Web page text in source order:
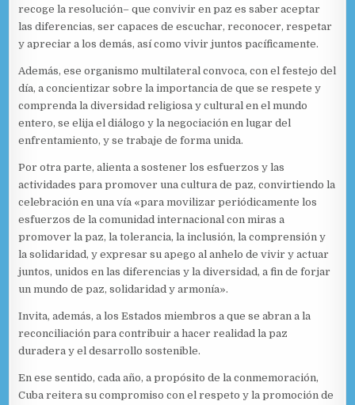
recoge la resolución– que convivir en paz es saber aceptar
las diferencias, ser capaces de escuchar, reconocer, respetar
y apreciar a los demás, así como vivir juntos pacíficamente.
Además, ese organismo multilateral convoca, con el festejo del
día, a concientizar sobre la importancia de que se respete y
comprenda la diversidad religiosa y cultural en el mundo
entero, se elija el diálogo y la negociación en lugar del
enfrentamiento, y se trabaje de forma unida.
Por otra parte, alienta a sostener los esfuerzos y las
actividades para promover una cultura de paz, convirtiendo la
celebración en una vía «para movilizar periódicamente los
esfuerzos de la comunidad internacional con miras a
promover la paz, la tolerancia, la inclusión, la comprensión y
la solidaridad, y expresar su apego al anhelo de vivir y actuar
juntos, unidos en las diferencias y la diversidad, a fin de forjar
un mundo de paz, solidaridad y armonía».
Invita, además, a los Estados miembros a que se abran a la
reconciliación para contribuir a hacer realidad la paz
duradera y el desarrollo sostenible.
En ese sentido, cada año, a propósito de la conmemoración,
Cuba reitera su compromiso con el respeto y la promoción de